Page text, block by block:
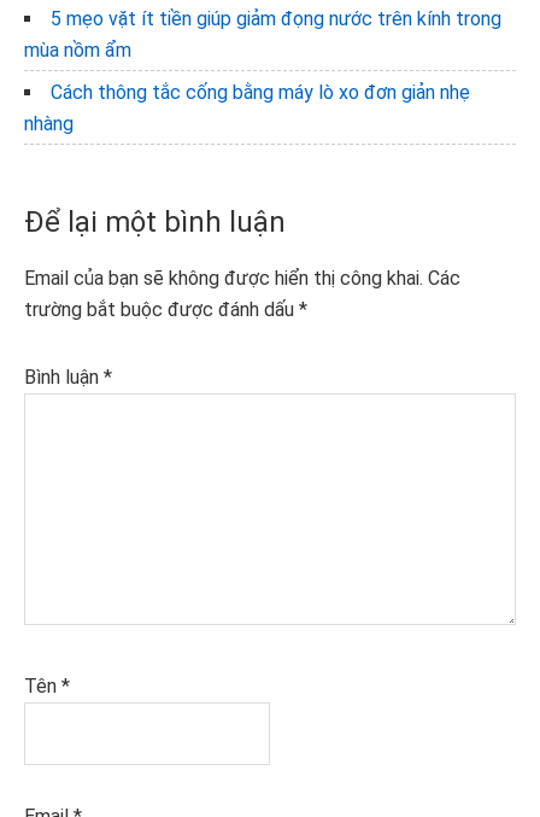
5 mẹo vặt ít tiền giúp giảm đọng nước trên kính trong
mùa nồm ẩm
Cách thông tắc cống bằng máy lò xo đơn giản nhẹ
nhàng
Reader
Interactions
Để lại một bình luận
Email của bạn sẽ không được hiển thị công khai. Các
trường bắt buộc được đánh dấu *
Bình luận *
Tên *